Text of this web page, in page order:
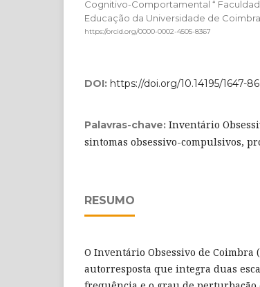
Cognitivo-Comportamental “
Educação da Universidade de
https://orcid.org/0000-0002-4505-8367
DOI: https://doi.org/10.14195/1647-
Palavras-chave: Inventário
sintomas obsessivo-compulsivos,
RESUMO
O Inventário Obsessivo de Coimbra
autorresposta que integra duas